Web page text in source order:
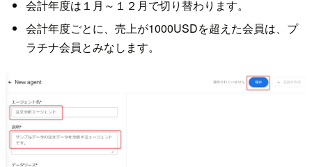
会計年度は１月～１２月で切り替わります。
会計年度ごとに、売上が1000USDを超えた会員は、プ
ラチナ会員とみなします。